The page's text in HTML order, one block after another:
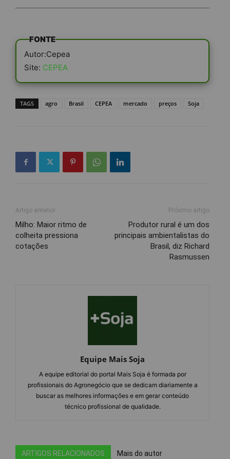
FONTE
Autor:Cepea
Site: CEPEA
TAGS agro Brasil CEPEA mercado preços Soja
Artigo anterior
Milho: Maior ritmo de
colheita pressiona
cotações
Próximo artigo
Produtor rural é um dos
principais ambientalistas do
Brasil, diz Richard
Rasmussen
Equipe Mais Soja
A equipe editorial do portal Mais Soja é formada por
profissionais do Agronegócio que se dedicam diariamente a
buscar as melhores informações e em gerar conteúdo
técnico profissional de qualidade.
ARTIGOS RELACIONADOS Mais do autor